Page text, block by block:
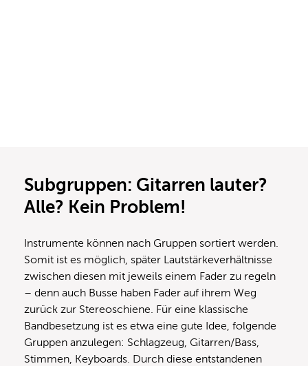
Subgruppen: Gitarren lauter?
Alle? Kein Problem!
Instrumente können nach Gruppen sortiert werden.
Somit ist es möglich, später Lautstärkeverhältnisse
zwischen diesen mit jeweils einem Fader zu regeln
– denn auch Busse haben Fader auf ihrem Weg
zurück zur Stereoschiene. Für eine klassische
Bandbesetzung ist es etwa eine gute Idee, folgende
Gruppen anzulegen: Schlagzeug, Gitarren/Bass,
Stimmen, Keyboards. Durch diese entstandenen